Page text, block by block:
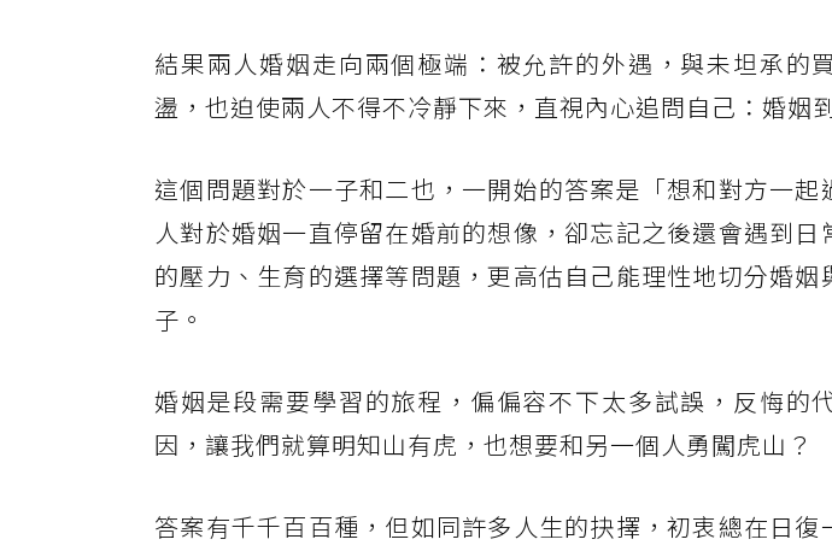
結果兩人婚姻走向兩個極端：被允許的外遇，與未坦承的
盪，也迫使兩人不得不冷靜下來，直視內心追問自己：婚姻
這個問題對於一子和二也，一開始的答案是「想和對方一
人對於婚姻一直停留在婚前的想像，卻忘記之後還會遇到
的壓力、生育的選擇等問題，更高估自己能理性地切分婚
子。
婚姻是段需要學習的旅程，偏偏容不下太多試誤，反悔的
因，讓我們就算明知山有虎，也想要和另一個人勇闖虎山？
答案有千千百百種，但如同許多人生的抉擇，初衷總在日